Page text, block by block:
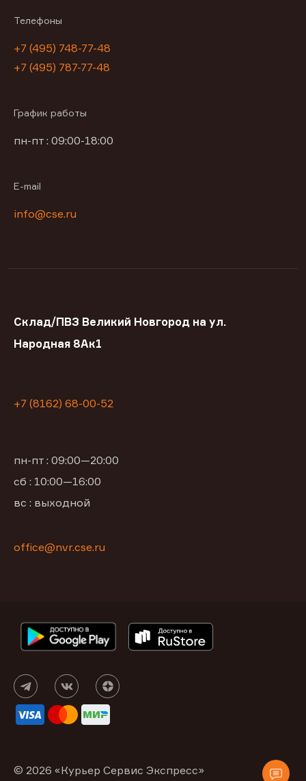
Телефоны
+7 (495) 748-77-48
+7 (495) 787-77-48
График работы
пн-пт : 09:00-18:00
E-mail
info@cse.ru
Склад/ПВЗ Великий Новгород на ул.
Народная 8Ак1
+7 (8162) 68-00-52
пн-пт : 09:00—20:00
сб : 10:00—16:00
вс : выходной
office@nvr.cse.ru
© 2026 «Курьер Сервис Экспресс»